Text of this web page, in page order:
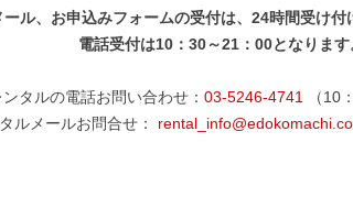
ール、お申込みフォームの受付は、24時間受け付
電話受付は10：30～21：00となります
ンタルの電話お問い合わせ： 03-5246-4741
（10
ルメールお問合せ：